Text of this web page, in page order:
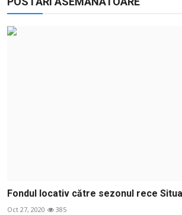
Fondul locativ către sezonul rece
Oct 27, 2020 385